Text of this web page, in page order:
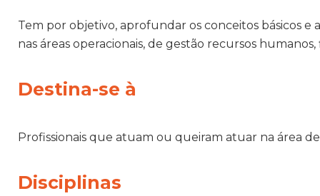
Tem por objetivo, aprofundar os conceitos básicos e
nas áreas operacionais, de gestão recursos
Destina-se à
Profissionais que atuam ou queiram atuar na área
Disciplinas